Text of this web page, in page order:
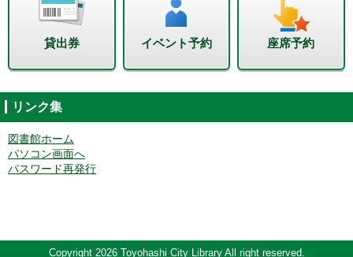
貸出券 イベント予約 座席予約
リンク集
図書館ホーム
パソコン画面へ
パスワード再発行
Copyright 2026 Toyohashi City Library All right reserved.